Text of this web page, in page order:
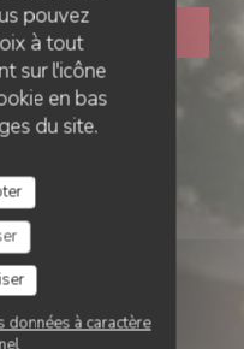
pouvez
à tout
sur l'icône
en bas
du site.
données à caractère